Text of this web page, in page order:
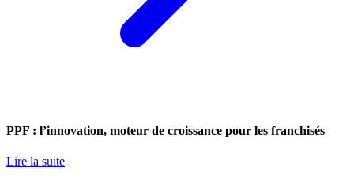
PPF : l’innovation, moteur de croissance pour les franchisés
Lire la suite